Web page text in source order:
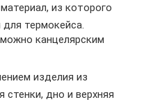
из которого
термокейса.
канцелярским
изделия из
стенки, дно и верхняя